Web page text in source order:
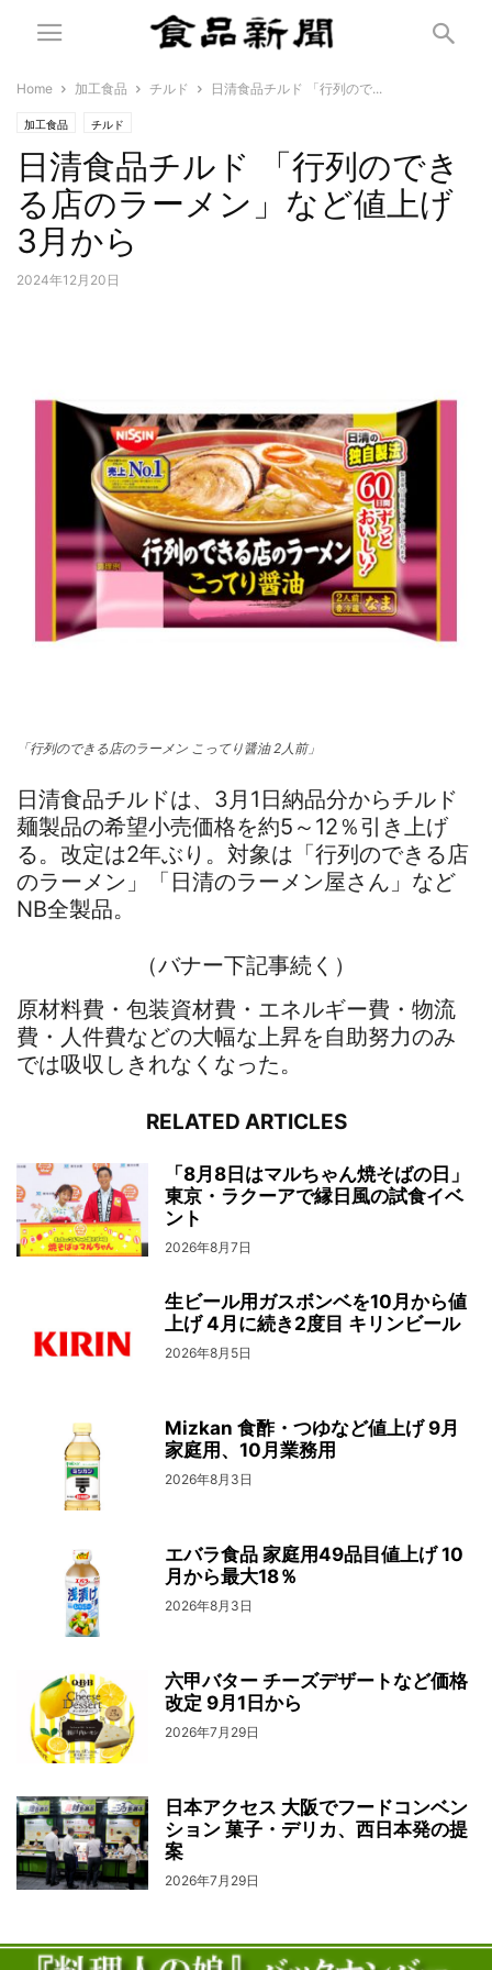
Home 加工食品 チルド 日清食品チルド 「行列ので...
加工食品 チルド
日清食品チルド 「行列のでき
る店のラーメン」など値上げ
3月から
2024年12月20日
「行列のできる店のラーメン こってり醤油 2人前」
日清食品チルドは、3月1日納品分からチルド
麺製品の希望小売価格を約5～12％引き上げ
る。改定は2年ぶり。対象は「行列のできる店
のラーメン」「日清のラーメン屋さん」など
NB全製品。
（バナー下記事続く）
原材料費・包装資材費・エネルギー費・物流
費・人件費などの大幅な上昇を自助努力のみ
では吸収しきれなくなった。
RELATED ARTICLES
「8月8日はマルちゃん焼そばの日」
東京・ラクーアで縁日風の試食イベ
ント
2026年8月7日
生ビール用ガスボンベを10月から値
上げ 4月に続き2度目 キリンビール
2026年8月5日
Mizkan 食酢・つゆなど値上げ 9月
家庭用、10月業務用
2026年8月3日
エバラ食品 家庭用49品目値上げ 10
月から最大18％
2026年8月3日
六甲バター チーズデザートなど価格
改定 9月1日から
2026年7月29日
日本アクセス 大阪でフードコンベン
ション 菓子・デリカ、西日本発の提
案
2026年7月29日